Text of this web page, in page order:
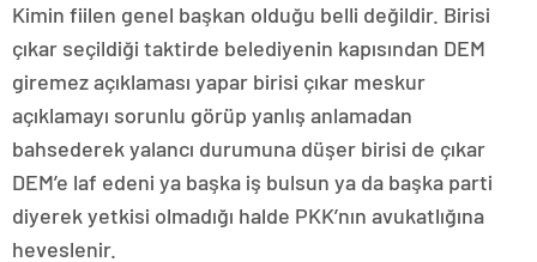
Kimin fiilen genel başkan olduğu belli değildir. Birisi
çıkar seçildiği taktirde belediyenin kapısından DEM
giremez açıklaması yapar birisi çıkar meskur
açıklamayı sorunlu görüp yanlış anlamadan
bahsederek yalancı durumuna düşer birisi de çıkar
DEM’e laf edeni ya başka iş bulsun ya da başka parti
diyerek yetkisi olmadığı halde PKK’nın avukatlığına
heveslenir.